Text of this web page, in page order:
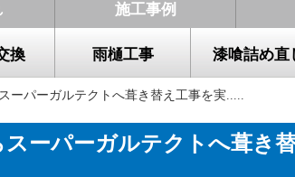
施工事例
換 雨樋工事 漆喰詰め直
ーパーガルテクトへ葺き替え工事を実.....
ーパーガルテクトへ葺き